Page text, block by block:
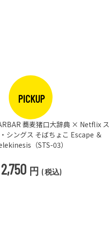
PICKUP
蕎麦猪口大辞典 × Netflix ス
シングス そばちょこ Escape ＆
（STS-03）
2,750 円 (税込)